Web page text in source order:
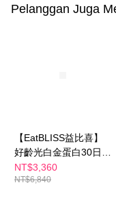
dalam talian dengan SMS
boleh melanjutkan
pesanan. Walau
menerima pesanan anda
prapesanan atau produk
lama untuk dihantar).
NT$100/pesanan |
NT$100/pesanan |
NT$600 atau lebih
7-11付款取貨
Pelanggan Juga
【EatBLISS益比喜】
好齡光白金蛋白30日份
2款可選(金色葷食/桃
金奶素)(10包/盒x3)
NT$3,360
NT$6,840